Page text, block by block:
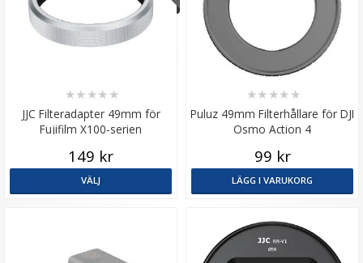
JJC Filteradapter 49mm för
Fujifilm X100-serien
★★ ★★ ★
149 kr
VÄLJ
Puluz 49mm Filterhållare för DJI
Osmo Action 4
★★ ★★ ★
99 kr
LÄGG I VARUKORG